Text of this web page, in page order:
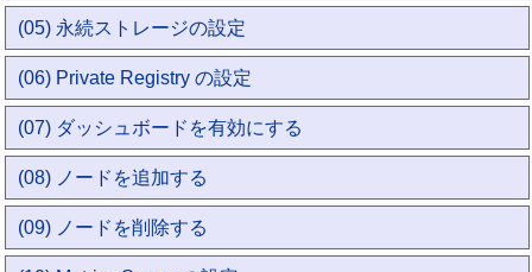
(05) 永続ストレージの設定
(06) Private Registry の設定
(07) ダッシュボードを有効にする
(08) ノードを追加する
(09) ノードを削除する